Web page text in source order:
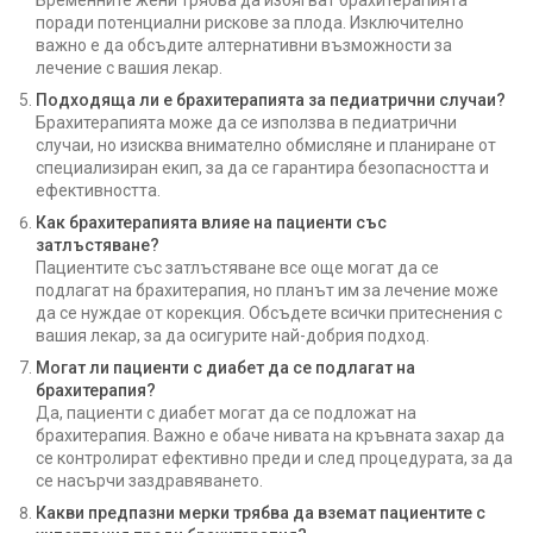
поради потенциални рискове за плода. Изключително
важно е да обсъдите алтернативни възможности за
лечение с вашия лекар.
Подходяща ли е брахитерапията за педиатрични случаи?
Брахитерапията може да се използва в педиатрични
случаи, но изисква внимателно обмисляне и планиране от
специализиран екип, за да се гарантира безопасността и
ефективността.
Как брахитерапията влияе на пациенти със
затлъстяване?
Пациентите със затлъстяване все още могат да се
подлагат на брахитерапия, но планът им за лечение може
да се нуждае от корекция. Обсъдете всички притеснения с
вашия лекар, за да осигурите най-добрия подход.
Могат ли пациенти с диабет да се подлагат на
брахитерапия?
Да, пациенти с диабет могат да се подложат на
брахитерапия. Важно е обаче нивата на кръвната захар да
се контролират ефективно преди и след процедурата, за да
се насърчи заздравяването.
Какви предпазни мерки трябва да вземат пациентите с